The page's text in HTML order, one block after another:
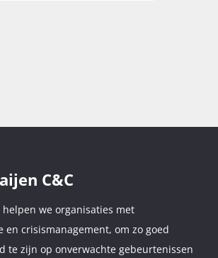
C&C
helpen we organisaties met
en crisismanagement, om zo goed
te zijn op onverwachte gebeurtenissen